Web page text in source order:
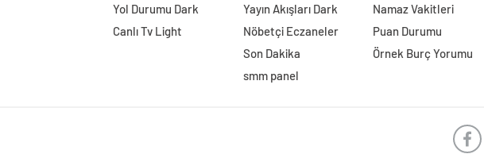
Yol Durumu Dark
Canlı Tv Light
Yayın Akışları Dark
Nöbetçi Eczaneler
Son Dakika
smm panel
Namaz Vakitleri
Puan Durumu
Örnek Burç Yorumu